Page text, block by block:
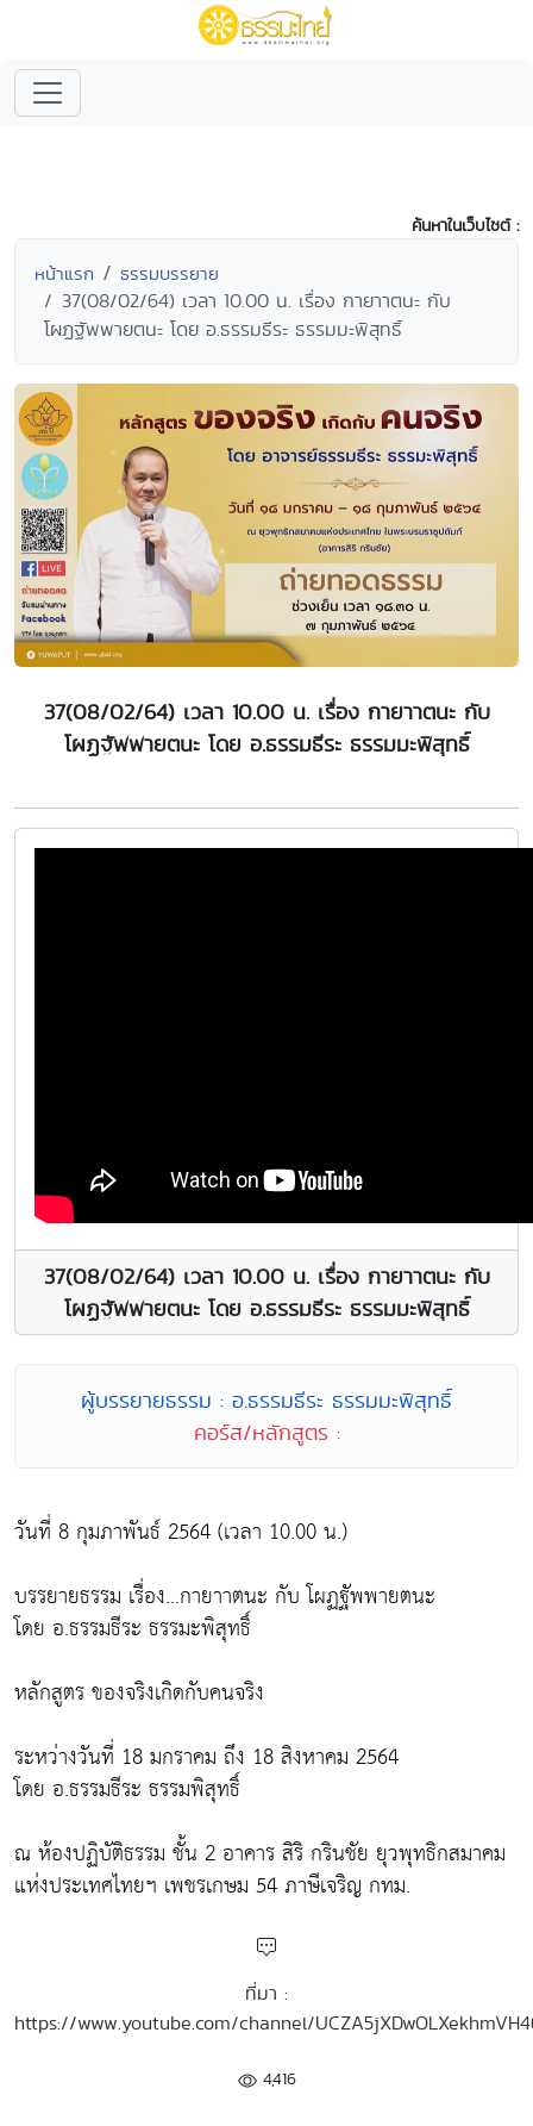
ค้นหาในเว็บไซต์ :
หน้าแรก ธรรมบรรยาย
37(08/02/64) เวลา 10.00 น. เรื่อง กายาาตนะ กับ
โผฏฐัพพายตนะ โดย อ.ธรรมธีระ ธรรมมะพิสุทธิ์
37(08/02/64) เวลา 10.00 น. เรื่อง กายาาตนะ กับ
โผฏฐัพพายตนะ โดย อ.ธรรมธีระ ธรรมมะพิสุทธิ์
37(08/02/64) เวลา 10.00 น. เรื่อง กายาาตนะ กับ
โผฏฐัพพายตนะ โดย อ.ธรรมธีระ ธรรมมะพิสุทธิ์
ผู้บรรยายธรรม : อ.ธรรมธีระ ธรรมมะพิสุทธิ์
คอร์ส/หลักสูตร :
วันที่ 8 กุมภาพันธ์ 2564 (เวลา 10.00 น.)
บรรยายธรรม เรื่อง...กายาาตนะ กับ โผฏฐัพพายตนะ
โดย อ.ธรรมธีระ ธรรมะพิสุทธิ์
หลักสูตร ของจริงเกิดกับคนจริง
ระหว่างวันที่ 18 มกราคม ถึง 18 สิงหาคม 2564
โดย อ.ธรรมธีระ ธรรมพิสุทธิ์
ณ ห้องปฏิบัติธรรม ชั้น 2 อาคาร สิริ กรินชัย ยุวพุทธิกสมาคม
แห่งประเทศไทยฯ เพชรเกษม 54 ภาษีเจริญ กทม.
ที่มา :
https://www.youtube.com/channel/
4,416